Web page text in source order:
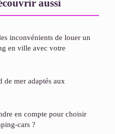
aussi
inconvénients de louer un
en ville avec votre
de mer adaptés aux
en compte pour choisir
cars ?